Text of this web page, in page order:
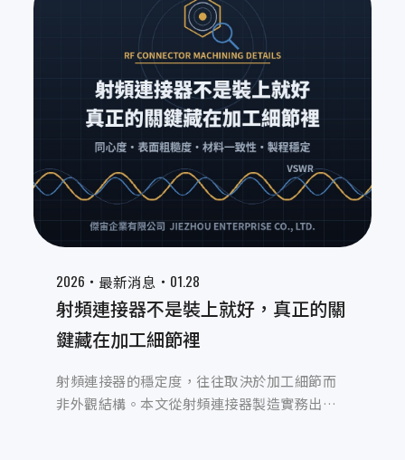
在關鍵時刻撐住整個專案。
2026‧ 最新消息 ‧01.28
射頻連接器不是裝上就好，真正的關
鍵藏在加工細節裡
射頻連接器的穩定度，往往取決於加工細節而
非外觀結構。本文從射頻連接器製造實務出